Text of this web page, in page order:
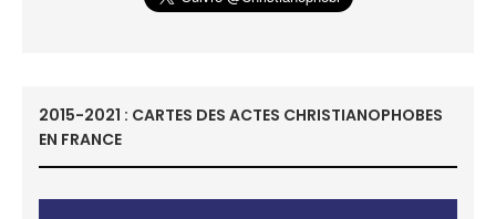
2015-2021 : CARTES DES ACTES CHRISTIANOPHOBES
EN FRANCE